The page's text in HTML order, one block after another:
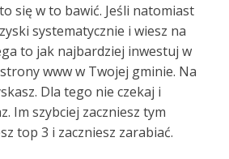
się w to bawić. Jeśli natomiast
systematycznie i wiesz na
to jak najbardziej inwestuj w
www w Twojej gminie. Na
Dla tego nie czekaj i
Im szybciej zaczniesz tym
top 3 i zaczniesz zarabiać.